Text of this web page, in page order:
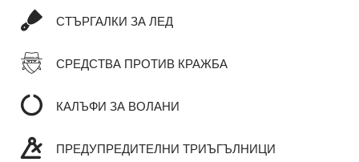
СТЪРГАЛКИ ЗА ЛЕД
СРЕДСТВА ПРОТИВ КРАЖБА
КАЛЪФИ ЗА ВОЛАНИ
ПРЕДУПРЕДИТЕЛНИ ТРИЪГЪЛНИЦИ